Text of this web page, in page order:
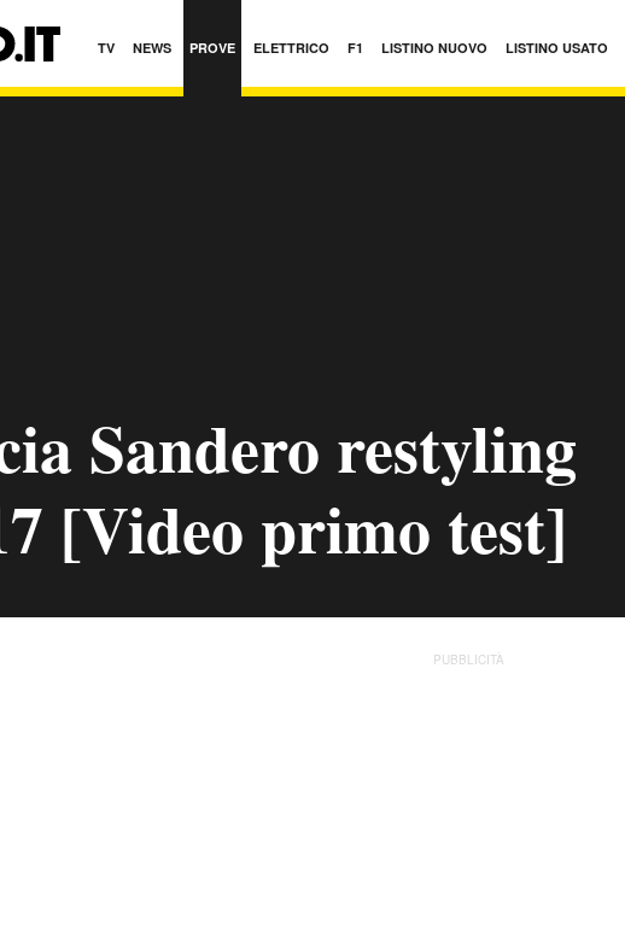
TV NEWS PROVE ELETTRICO F1 LISTINO NUOVO LISTINO USATO
Sandero restyling
[Video primo test]
PUBBLICITÀ